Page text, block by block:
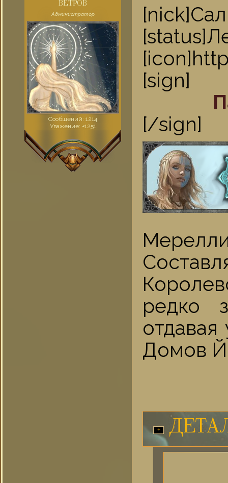
ВЕТРОВ
Администратор
Сообщений: 1214
Уважение: +1251
[sign]
[/sign]
редко
Домов